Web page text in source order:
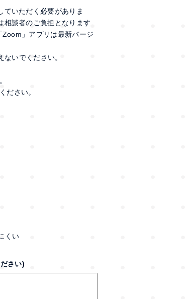
ていただく必要がありま
相談者のご負担となります
」アプリは最新バージ
いでください。
ださい。
くい
さい)